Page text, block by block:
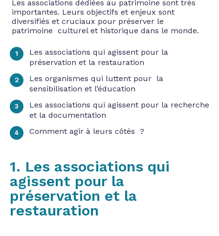
Les associations dédiées au patrimoine sont très
importantes. Leurs objectifs et enjeux sont
diversifiés et cruciaux pour préserver le
patrimoine culturel et historique dans le monde.
Les associations qui agissent pour la
préservation et la restauration
Les organismes qui luttent pour la
sensibilisation et l’éducation
Les associations qui agissent pour la recherche
et la documentation
Comment agir à leurs côtés ?
1. Les associations qui
agissent pour la
préservation et la
restauration